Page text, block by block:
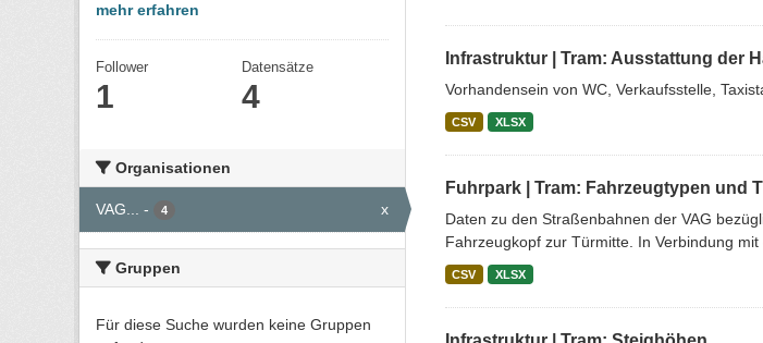
mehr erfahren
Follower
1
Datensätze
4
Organisationen
VAG... - 4 x
Gruppen
Für diese Suche wurden keine Gruppen
Infrastruktur | Tram: Ausstattung der
Vorhandensein von WC, Verkaufsstelle,
CSV XLSX
Fuhrpark | Tram: Fahrzeugtypen und
Daten zu den Straßenbahnen der VAG
Fahrzeugkopf zur Türmitte. In Verbindung mit
CSV XLSX